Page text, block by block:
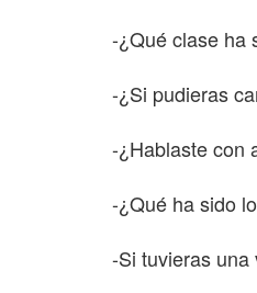
-¿Qué clase ha
-¿Si pudieras
-¿Hablaste con
-¿Qué ha sido
-Si tuvieras